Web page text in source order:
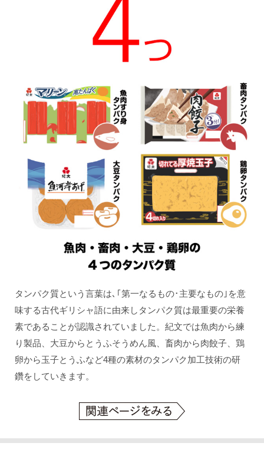
タンパク質という言葉は､｢第一なるもの･主要なもの｣を意
味する古代ギリシャ語に由来しタンパク質は最重要の栄養
素であることが認識されていました。紀文では魚肉から練
り製品、大豆からとうふそうめん風、畜肉から肉餃子、鶏
卵から玉子とうふなど4種の素材のタンパク加工技術の研
鑽をしていきます。